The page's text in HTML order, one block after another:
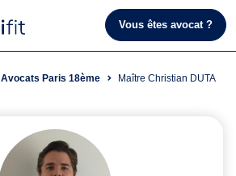
Vous êtes avocat ?
Avocats Paris 18ème Maître Christian DUTA